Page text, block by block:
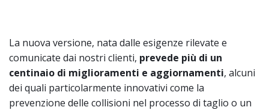
La nuova versione, nata dalle esigenze rilevate e
comunicate dai nostri clienti, prevede più di un
centinaio di miglioramenti e aggiornamenti, alcuni
dei quali particolarmente innovativi come la
prevenzione delle collisioni nel processo di taglio o un